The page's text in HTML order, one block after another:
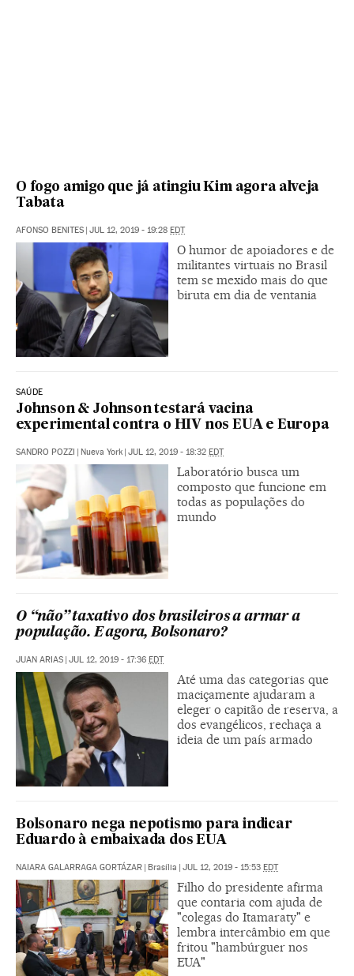
O fogo amigo que já atingiu Kim agora alveja
Tabata
AFONSO BENITES JUL 12, 2019 - 19:28 EDT
O humor de apoiadores e de
militantes virtuais no Brasil
tem se mexido mais do que
biruta em dia de ventania
SAÚDE
Johnson & Johnson testará vacina
experimental contra o HIV nos EUA e Europa
SANDRO POZZI Nueva York JUL 12, 2019 - 18:32 EDT
Laboratório busca um
composto que funcione em
todas as populações do
mundo
O “não” taxativo dos brasileiros a armar a
população. E agora, Bolsonaro?
JUAN ARIAS | JUL 12, 2019 - 17:36 EDT
Até uma das categorias que
maciçamente ajudaram a
eleger o capitão de reserva, a
dos evangélicos, rechaça a
ideia de um país armado
Bolsonaro nega nepotismo para indicar
Eduardo à embaixada dos EUA
NAIARA GALARRAGA GORTÁZAR | Brasília | JUL 12, 2019 - 15:53 EDT
Filho do presidente afirma
que contaria com ajuda de
"colegas do Itamaraty" e
lembra intercâmbio em que
fritou "hambúrguer nos
EUA"